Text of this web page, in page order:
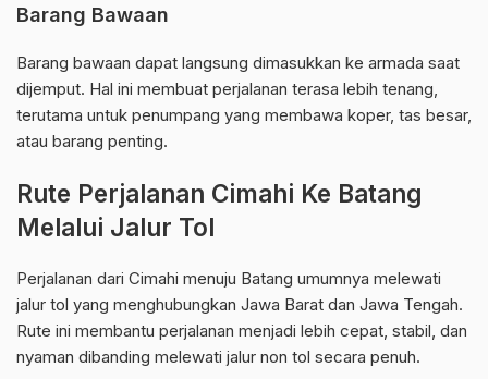
Barang Bawaan
Barang bawaan dapat langsung dimasukkan ke armada saat
dijemput. Hal ini membuat perjalanan terasa lebih tenang,
terutama untuk penumpang yang membawa koper, tas besar,
atau barang penting.
Rute Perjalanan Cimahi Ke Batang
Melalui Jalur Tol
Perjalanan dari Cimahi menuju Batang umumnya melewati
jalur tol yang menghubungkan Jawa Barat dan Jawa Tengah.
Rute ini membantu perjalanan menjadi lebih cepat, stabil, dan
nyaman dibanding melewati jalur non tol secara penuh.